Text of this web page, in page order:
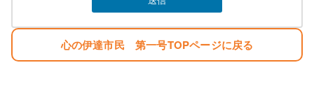
心の伊達市民 第一号TOPページに戻る